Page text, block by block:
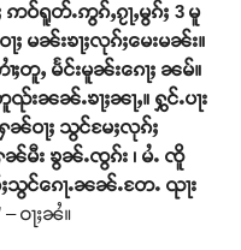
ဝ်ရူတ်ႉဢွၵ်ႇၵႂႃႇမွၵ်ႈ 3 မူ
ႈ မၼ်းၶႃႈလုၵ်ႈမေးမၼ်း။
တူႇ မႅင်းမူၼ်းၵေႃႈ ၼမ်။
းၼၼ်ႉၶႃႈၼႃႇ။ ႁွင်ႉပႃး
ဝႃႈ သွင်မႄႈလုၵ်ႈ
ၼ်မီး ၶွၼ်ႉၸွၵ်း ၊ မႆႉ ၸိူ
ႈသွင်ၵေႃႉၼၼ်ႉတႄႉ ၺႃး
– ဝႃႈၼႆ။